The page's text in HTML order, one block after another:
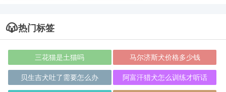
热门标签
三花猫是土猫吗 马尔济斯犬价格多少钱
贝生吉犬吐了需要怎么办 阿富汗猎犬怎么训练才听话